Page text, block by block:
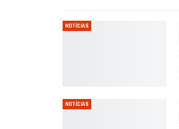
NOTÍCIAS
NOTÍCIAS